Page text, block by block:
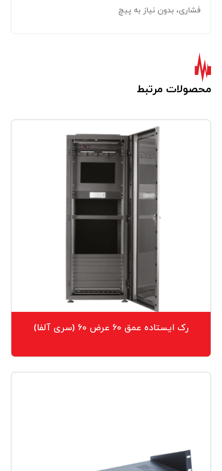
فشاری، بدون نیاز به پیچ
محصولات مرتبط
رک ایستاده عمق ۶۰ عرض ۶۰ (سری آلفا)